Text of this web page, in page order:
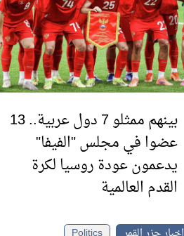
بينهم ممثلو 7 دول عربية.. 13
عضوا في مجلس "الفيفا"
يدعمون عودة روسيا لكرة
القدم العالمية